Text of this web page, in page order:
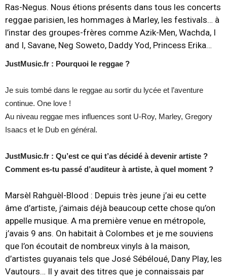
Ras-Negus. Nous étions présents dans tous les concerts
reggae parisien, les hommages à Marley, les festivals… à
l’instar des groupes-frères comme Azik-Men, Wachda, I
and I, Savane, Neg Soweto, Daddy Yod, Princess Erika…
JustMusic.fr : Pourquoi le reggae ?
Je suis tombé dans le reggae au sortir du lycée et l’aventure
continue. One love !
Au niveau reggae mes influences sont U-Roy, Marley, Gregory
Isaacs et le Dub en général.
JustMusic.fr : Qu’est ce qui t’as décidé à devenir artiste ?
Comment es-tu passé d’auditeur à artiste, à quel moment ?
Marsèl Rahguèl-Blood : Depuis très jeune j’ai eu cette
âme d’artiste, j’aimais déjà beaucoup cette chose qu’on
appelle musique. A ma première venue en métropole,
j’avais 9 ans. On habitait à Colombes et je me souviens
que l’on écoutait de nombreux vinyls à la maison,
d’artistes guyanais tels que José Sébéloué, Dany Play, les
Vautours… Il y avait des titres que je connaissais par